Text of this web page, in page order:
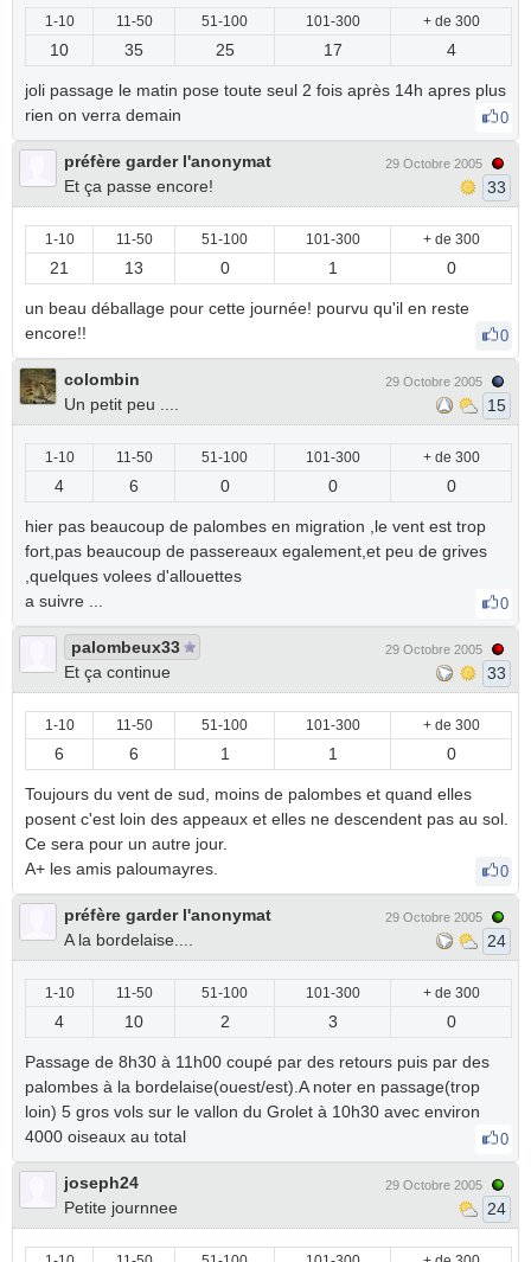
1-10 11-50 51-100 101-300 + de 300
10 35 25 17 4
joli passage le matin pose toute seul 2 fois après 14h apres plus
rien on verra demain
0
préfère garder l'anonymat
Et ça passe encore!
29 Octobre 2005
33
1-10 11-50 51-100 101-300 + de 300
21 13 0 1 0
un beau déballage pour cette journée! pourvu qu'il en reste
encore!!
0
colombin
Un petit peu ....
29 Octobre 2005
15
1-10 11-50 51-100 101-300 + de 300
4 6 0 0 0
hier pas beaucoup de palombes en migration ,le vent est trop
fort,pas beaucoup de passereaux egalement,et peu de grives
,quelques volees d'allouettes
a suivre ...
0
palombeux33
Et ça continue
29 Octobre 2005
33
1-10 11-50 51-100 101-300 + de 300
6 6 1 1 0
Toujours du vent de sud, moins de palombes et quand elles
posent c'est loin des appeaux et elles ne descendent pas au sol.
Ce sera pour un autre jour.
A+ les amis paloumayres.
0
préfère garder l'anonymat
A la bordelaise....
29 Octobre 2005
24
1-10 11-50 51-100 101-300 + de 300
4 10 2 3 0
Passage de 8h30 à 11h00 coupé par des retours puis par des
palombes à la bordelaise(ouest/est).A noter en passage(trop
loin) 5 gros vols sur le vallon du Grolet à 10h30 avec environ
4000 oiseaux au total
0
joseph24
Petite journnee
29 Octobre 2005
24